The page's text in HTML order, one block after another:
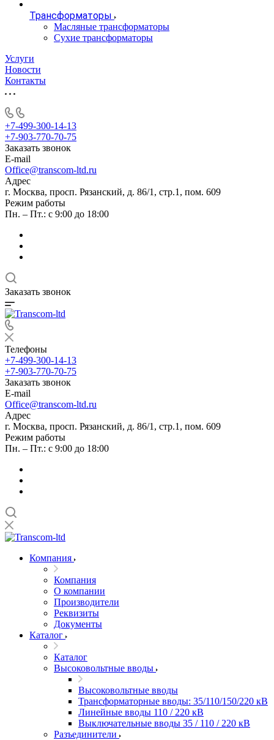
Трансформаторы
Масляные трансформаторы
Сухие трансформаторы
Услуги
Новости
Контакты
+7-499-300-14-13
+7-903-770-70-75
Заказать звонок
E-mail
Office@transcom-ltd.ru
Адрес
г. Москва, просп. Рязанский, д. 86/1, стр.1, пом. 609
Режим работы
Пн. – Пт.: с 9:00 до 18:00
Заказать звонок
Телефоны
+7-499-300-14-13
+7-903-770-70-75
Заказать звонок
E-mail
Office@transcom-ltd.ru
Адрес
г. Москва, просп. Рязанский, д. 86/1, стр.1, пом. 609
Режим работы
Пн. – Пт.: с 9:00 до 18:00
Компания
Компания
О компании
Производители
Реквизиты
Документы
Каталог
Каталог
Высоковольтные вводы
Высоковольтные вводы
Трансформаторные вводы: 35/110/150/220 кВ
Линейные вводы 110 / 220 кВ
Выключательные вводы 35 / 110 / 220 кВ
Разъединители